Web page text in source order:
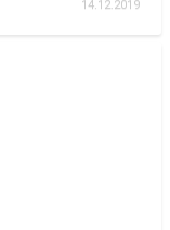
14.12.2019